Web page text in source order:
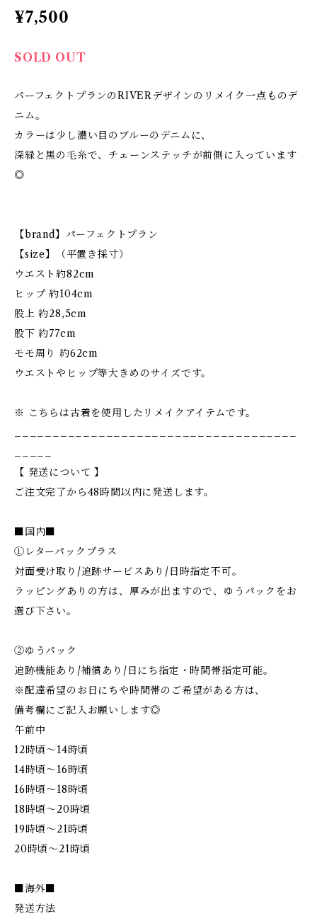
¥7,500
SOLD OUT
パーフェクトプランのRIVERデザインのリメイク一点ものデ
ニム。
カラーは少し濃い目のブルーのデニムに、
深緑と黒の毛糸で、チェーンステッチが前側に入っています
◎
【brand】パーフェクトプラン
【size】（平置き採寸）
ウエスト約82cm
ヒップ 約104cm
股上 約28,5cm
股下 約77cm
モモ周り 約62cm
ウエストやヒップ等大きめのサイズです。
※ こちらは古着を使用したリメイクアイテムです。
【 発送について 】
ご注文完了から48時間以内に発送します。
■国内■
①レターパックプラス
対面受け取り/追跡サービスあり/日時指定不可。
ラッピングありの方は、厚みが出ますので、ゆうパックをお
選び下さい。
②ゆうパック
追跡機能あり/補償あり/日にち指定・時間帯指定可能。
※配達希望のお日にちや時間帯のご希望がある方は、
備考欄にご記入お願いします◎
午前中
12時頃～14時頃
14時頃～16時頃
16時頃～18時頃
18時頃～20時頃
19時頃～21時頃
20時頃～21時頃
■海外■
発送方法